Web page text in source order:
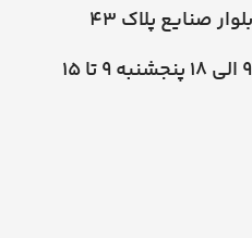
صنایع پلاک 43